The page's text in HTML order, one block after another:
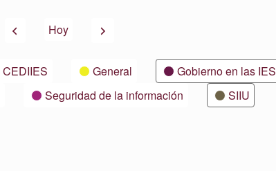
AnteriorHoy Siguiente
CEDIIES General Gobierno en las IES
Seguridad de la información
SIIU